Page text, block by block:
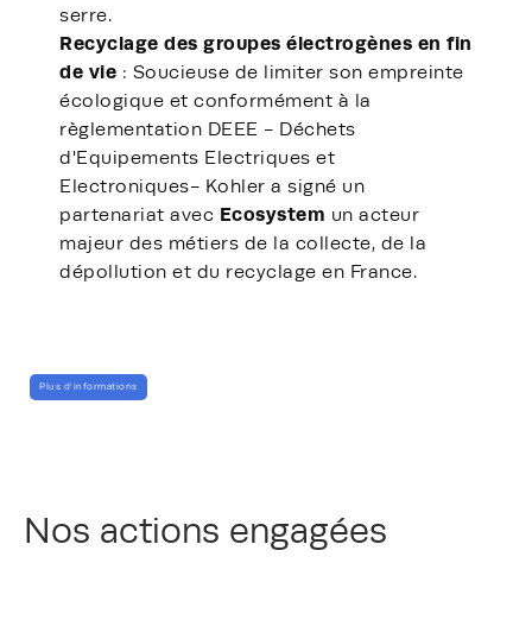
serre.
Recyclage des groupes électrogènes en fin
de vie : Soucieuse de limiter son empreinte
écologique et conformément à la
règlementation DEEE - Déchets
d'Equipements Electriques et
Electroniques- Kohler a signé un
partenariat avec Ecosystem un acteur
majeur des métiers de la collecte, de la
dépollution et du recyclage en France.
Plus d'informations
Nos actions engagées